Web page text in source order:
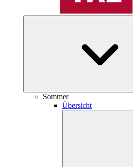
Sommer
Übersicht